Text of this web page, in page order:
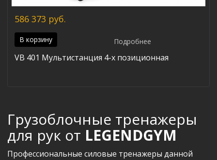
586 373 руб.
В корзину Подробнее
VB 401 Мультистанция 4-х позиционная
Грузоблочные тренажеры
для рук от LEGENDGYM
Профессиональные силовые тренажеры данной